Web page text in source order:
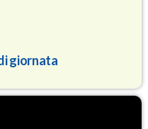
giornata